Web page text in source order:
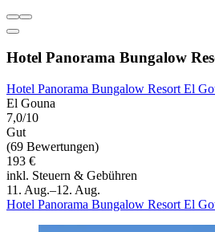
Hotel Panorama Bungalow
Hotel Panorama Bungalow Resort El
El Gouna
7,0/10
Gut
(69 Bewertungen)
193 €
inkl. Steuern & Gebühren
11. Aug.–12. Aug.
Hotel Panorama Bungalow Resort El